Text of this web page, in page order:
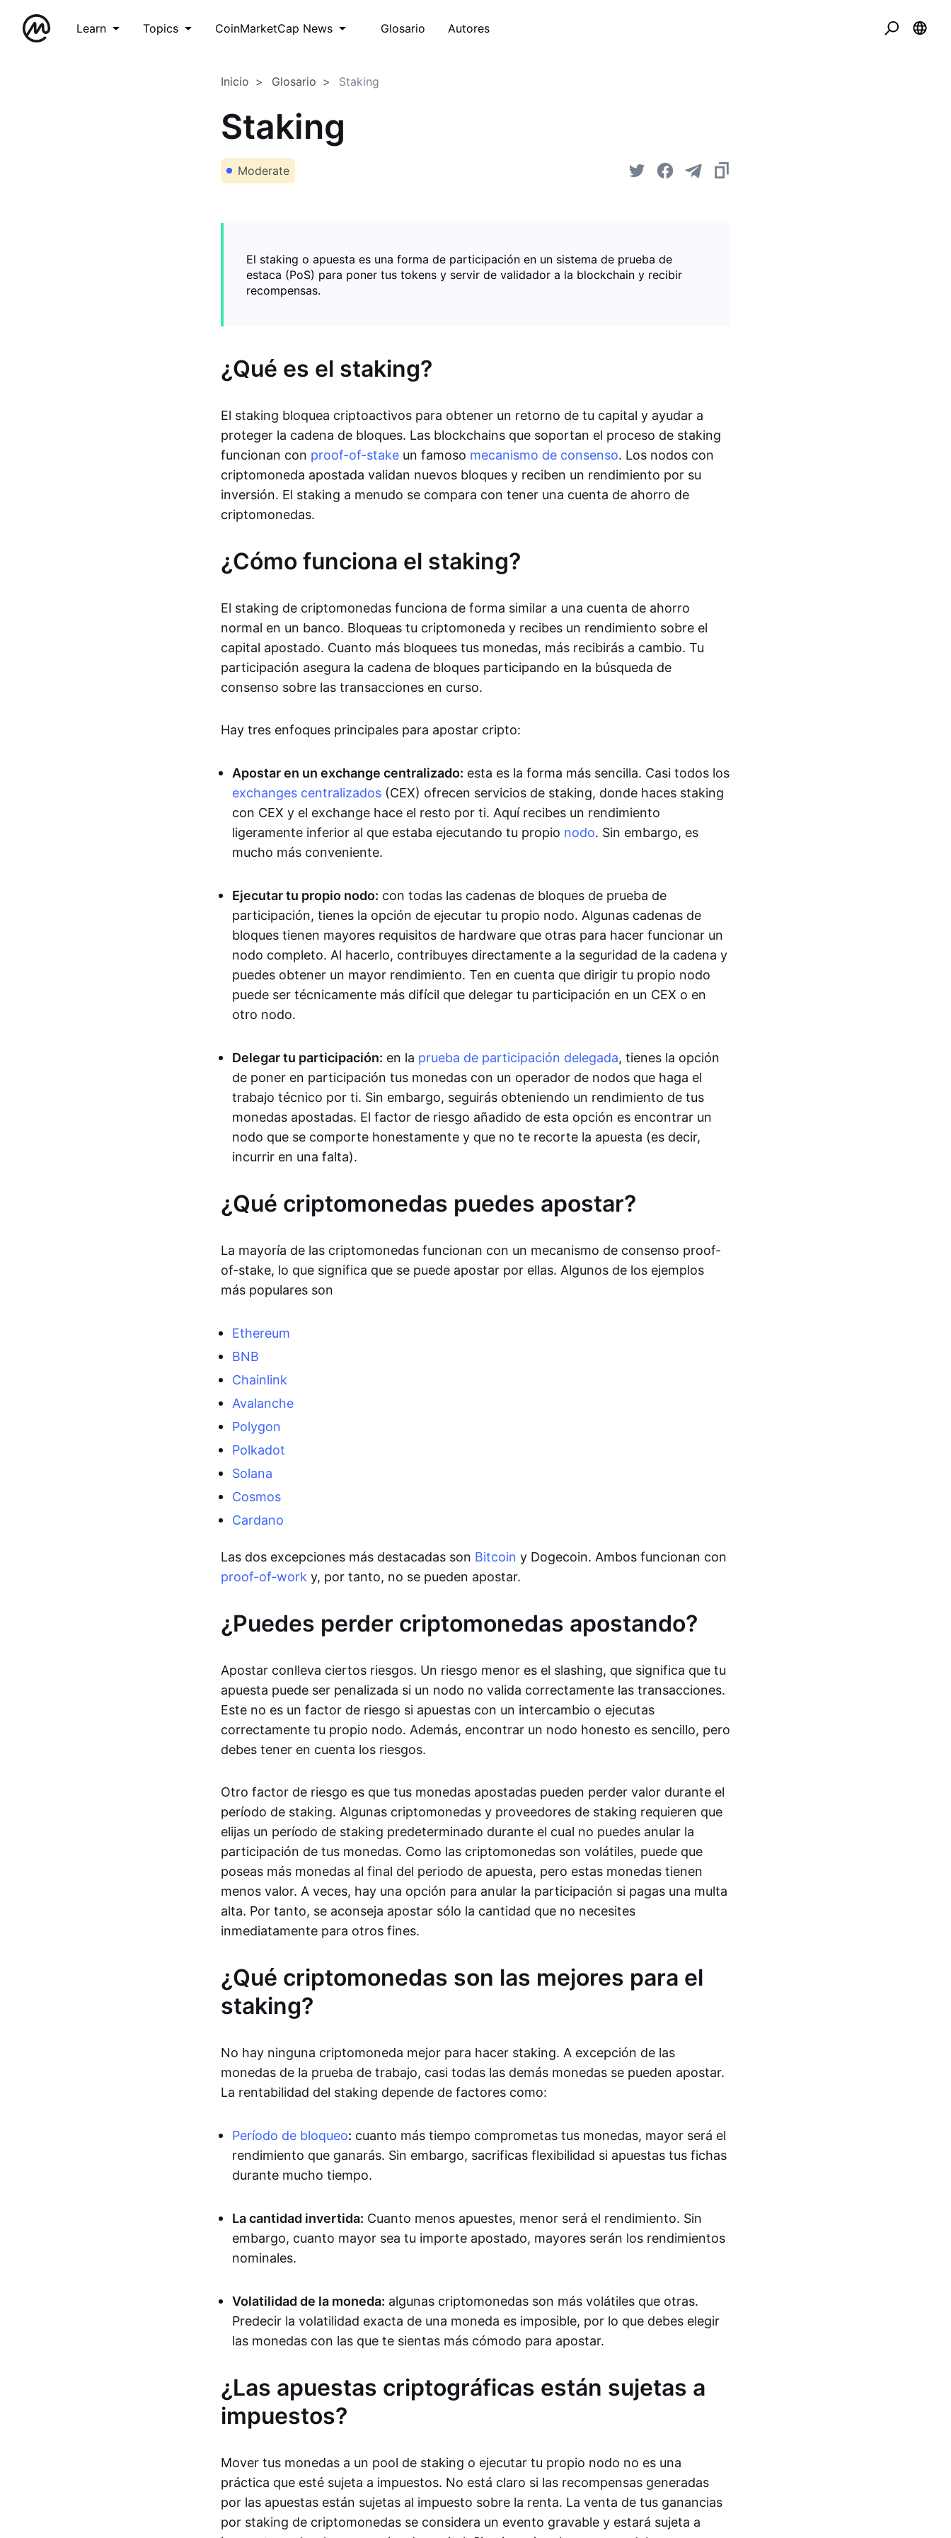
Learn Topics CoinMarketCap News Glosario Autores
Inicio Glosario Staking
Staking
Moderate
El staking o apuesta es una forma de participación en un sistema de prueba de
estaca (PoS) para poner tus tokens y servir de validador a la blockchain y recibir
recompensas.
¿Qué es el staking?
El staking bloquea criptoactivos para obtener un retorno de tu capital y ayudar a
proteger la cadena de bloques. Las blockchains que soportan el proceso de staking
funcionan con proof-of-stake un famoso mecanismo de consenso. Los nodos con
criptomoneda apostada validan nuevos bloques y reciben un rendimiento por su
inversión. El staking a menudo se compara con tener una cuenta de ahorro de
criptomonedas.
¿Cómo funciona el staking?
El staking de criptomonedas funciona de forma similar a una cuenta de ahorro
normal en un banco. Bloqueas tu criptomoneda y recibes un rendimiento sobre el
capital apostado. Cuanto más bloquees tus monedas, más recibirás a cambio. Tu
participación asegura la cadena de bloques participando en la búsqueda de
consenso sobre las transacciones en curso.
Hay tres enfoques principales para apostar cripto:
Apostar en un exchange centralizado: esta es la forma más sencilla. Casi todos los
exchanges centralizados (CEX) ofrecen servicios de staking, donde haces staking
con CEX y el exchange hace el resto por ti. Aquí recibes un rendimiento
ligeramente inferior al que estaba ejecutando tu propio nodo. Sin embargo, es
mucho más conveniente.
Ejecutar tu propio nodo: con todas las cadenas de bloques de prueba de
participación, tienes la opción de ejecutar tu propio nodo. Algunas cadenas de
bloques tienen mayores requisitos de hardware que otras para hacer funcionar un
nodo completo. Al hacerlo, contribuyes directamente a la seguridad de la cadena y
puedes obtener un mayor rendimiento. Ten en cuenta que dirigir tu propio nodo
puede ser técnicamente más difícil que delegar tu participación en un CEX o en
otro nodo.
Delegar tu participación: en la prueba de participación delegada, tienes la opción
de poner en participación tus monedas con un operador de nodos que haga el
trabajo técnico por ti. Sin embargo, seguirás obteniendo un rendimiento de tus
monedas apostadas. El factor de riesgo añadido de esta opción es encontrar un
nodo que se comporte honestamente y que no te recorte la apuesta (es decir,
incurrir en una falta).
¿Qué criptomonedas puedes apostar?
La mayoría de las criptomonedas funcionan con un mecanismo de consenso proof-
of-stake, lo que significa que se puede apostar por ellas. Algunos de los ejemplos
más populares son
Ethereum
BNB
Chainlink
Avalanche
Polygon
Polkadot
Solana
Cosmos
Cardano
Las dos excepciones más destacadas son Bitcoin y Dogecoin. Ambos funcionan con
proof-of-work y, por tanto, no se pueden apostar.
¿Puedes perder criptomonedas apostando?
Apostar conlleva ciertos riesgos. Un riesgo menor es el slashing, que significa que tu
apuesta puede ser penalizada si un nodo no valida correctamente las transacciones.
Este no es un factor de riesgo si apuestas con un intercambio o ejecutas
correctamente tu propio nodo. Además, encontrar un nodo honesto es sencillo, pero
debes tener en cuenta los riesgos.
Otro factor de riesgo es que tus monedas apostadas pueden perder valor durante el
período de staking. Algunas criptomonedas y proveedores de staking requieren que
elijas un período de staking predeterminado durante el cual no puedes anular la
participación de tus monedas. Como las criptomonedas son volátiles, puede que
poseas más monedas al final del periodo de apuesta, pero estas monedas tienen
menos valor. A veces, hay una opción para anular la participación si pagas una multa
alta. Por tanto, se aconseja apostar sólo la cantidad que no necesites
inmediatamente para otros fines.
¿Qué criptomonedas son las mejores para el
staking?
No hay ninguna criptomoneda mejor para hacer staking. A excepción de las
monedas de la prueba de trabajo, casi todas las demás monedas se pueden apostar.
La rentabilidad del staking depende de factores como:
Período de bloqueo: cuanto más tiempo comprometas tus monedas, mayor será el
rendimiento que ganarás. Sin embargo, sacrificas flexibilidad si apuestas tus fichas
durante mucho tiempo.
La cantidad invertida: Cuanto menos apuestes, menor será el rendimiento. Sin
embargo, cuanto mayor sea tu importe apostado, mayores serán los rendimientos
nominales.
Volatilidad de la moneda: algunas criptomonedas son más volátiles que otras.
Predecir la volatilidad exacta de una moneda es imposible, por lo que debes elegir
las monedas con las que te sientas más cómodo para apostar.
¿Las apuestas criptográficas están sujetas a
impuestos?
Mover tus monedas a un pool de staking o ejecutar tu propio nodo no es una
práctica que esté sujeta a impuestos. No está claro si las recompensas generadas
por las apuestas están sujetas al impuesto sobre la renta. La venta de tus ganancias
por staking de criptomonedas se considera un evento gravable y estará sujeta a